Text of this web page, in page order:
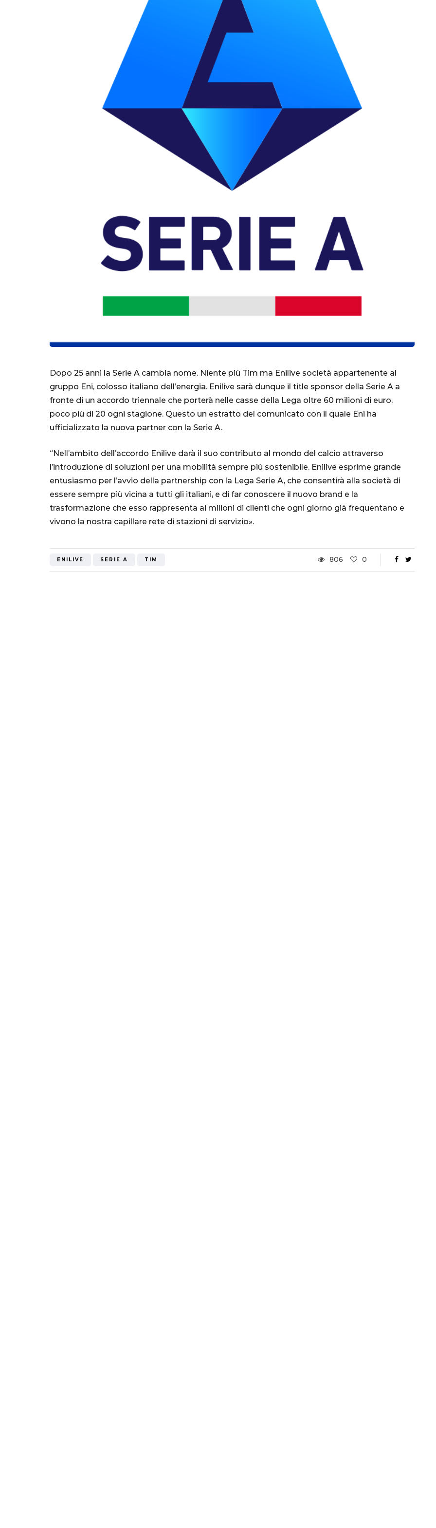
Dopo 25 anni la Serie A cambia nome. Niente più Tim ma Enilive società appartenente al
gruppo Eni, colosso italiano dell’energia. Enilive sarà dunque il title sponsor della Serie A a
fronte di un accordo triennale che porterà nelle casse della Lega oltre 60 milioni di euro,
poco più di 20 ogni stagione. Questo un estratto del comunicato con il quale Eni ha
ufficializzato la nuova partner con la Serie A.
“Nell’ambito dell’accordo Enilive darà il suo contributo al mondo del calcio attraverso
l’introduzione di soluzioni per una mobilità sempre più sostenibile. Enilive esprime grande
entusiasmo per l’avvio della partnership con la Lega Serie A, che consentirà alla società di
essere sempre più vicina a tutti gli italiani, e di far conoscere il nuovo brand e la
trasformazione che esso rappresenta ai milioni di clienti che ogni giorno già frequentano e
vivono la nostra capillare rete di stazioni di servizio».
ENILIVE SERIE A TIM 806 0
parla l'agente:
"Bayern? Pensa
all'Inter e al
Mondiale"
Qatar 2022, Brasile
già qualificato agli